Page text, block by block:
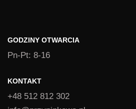
GODZINY OTWARCIA
Pn-Pt: 8-16
KONTAKT
+48 512 812 302